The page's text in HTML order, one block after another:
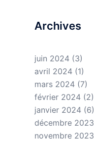
Archives
juin 2024(3)
avril 2024(1)
mars 2024(7)
février 2024(2)
janvier 2024(6)
décembre 2023
novembre 2023